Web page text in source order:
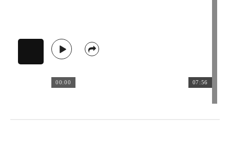
07:56
00:00